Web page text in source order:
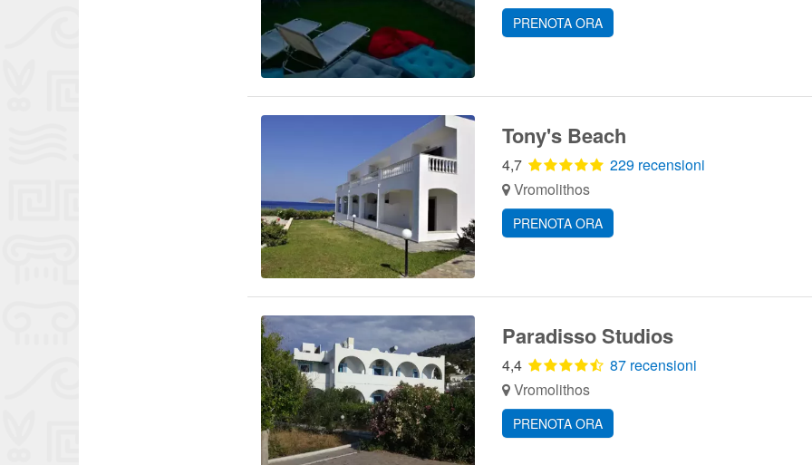
PRENOTA ORA
Tony's Beach
4,7
229 recensioni
Vromolithos
PRENOTA ORA
Paradisso Studios
4,4
87 recensioni
Vromolithos
PRENOTA ORA